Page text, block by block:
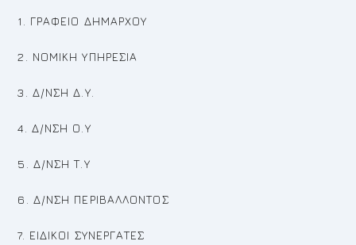
1. ΓΡΑΦΕΙΟ ΔΗΜΑΡΧΟΥ
2. ΝΟΜΙΚΗ ΥΠΗΡΕΣΙΑ
3. Δ/ΝΣΗ Δ.Υ.
4. Δ/ΝΣΗ Ο.Υ
5. Δ/ΝΣΗ Τ.Υ
6. Δ/ΝΣΗ ΠΕΡΙΒΑΛΛΟΝΤΟΣ
7. ΕΙΔΙΚΟΙ ΣΥΝΕΡΓΑΤΕΣ